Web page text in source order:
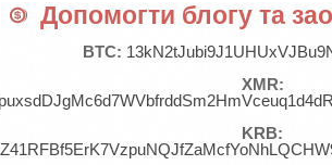
Допомогти блогу та
BTC:
XMR:
KRB: